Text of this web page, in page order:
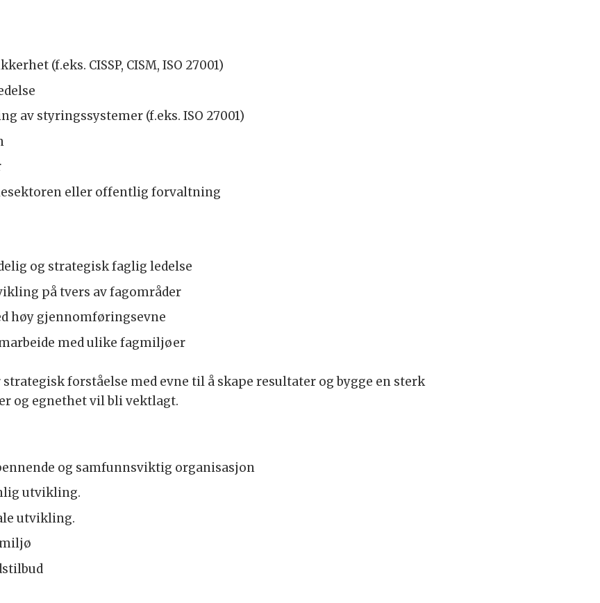
(f.eks. CISSP, CISM, ISO 27001)
av styringssystemer (f.eks. ISO 27001)
eller offentlig forvaltning
og strategisk faglig ledelse
på tvers av fagområder
høy gjennomføringsevne
med ulike fagmiljøer
forståelse med evne til å skape resultater og bygge en sterk
og egnethet vil bli vektlagt.
og samfunnsviktig organisasjon
utvikling.
utvikling.